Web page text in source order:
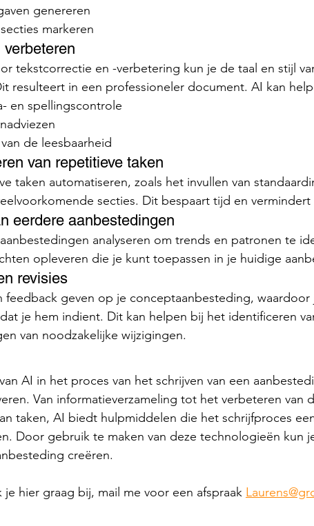
genereren
markeren
verbeteren
resulteert in een professioneler document. AI kan
en spellingscontrole
de leesbaarheid
van repetitieve taken
secties. Dit bespaart tijd en
eerdere aanbestedingen
opleveren die je kunt toepassen in je huidige
revisies
je hem indient. Dit kan helpen bij het identificeren
van noodzakelijke wijzigingen.
Van informatieverzameling tot het verbeteren van
taken, AI biedt hulpmiddelen die het schrijfproces
Door gebruik te maken van deze technologieën kun
creëren.
je hier graag bij, mail me voor een afspraak